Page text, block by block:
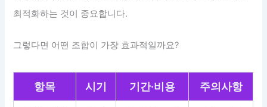
최적화하는 것이 중요합니다.
그렇다면 어떤 조합이 가장 효과적일까요?
항목 시기 기간·비용 주의사항